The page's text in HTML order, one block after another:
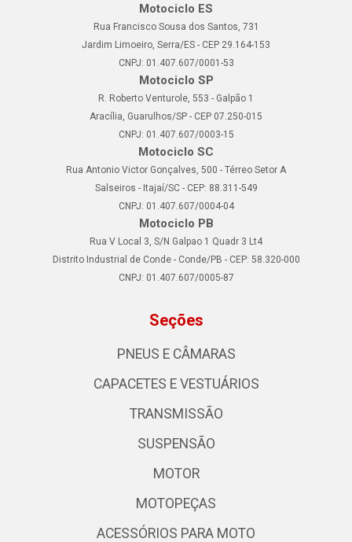
Motociclo ES
Rua Francisco Sousa dos Santos, 731
Jardim Limoeiro, Serra/ES - CEP 29.164-153
CNPJ: 01.407.607/0001-53
Motociclo SP
R. Roberto Venturole, 553 - Galpão 1
Aracília, Guarulhos/SP - CEP 07.250-015
CNPJ: 01.407.607/0003-15
Motociclo SC
Rua Antonio Victor Gonçalves, 500 - Térreo Setor A
Salseiros - Itajaí/SC - CEP: 88.311-549
CNPJ: 01.407.607/0004-04
Motociclo PB
Rua V Local 3, S/N Galpao 1 Quadr 3 Lt4
Distrito Industrial de Conde - Conde/PB - CEP: 58.320-000
CNPJ: 01.407.607/0005-87
Seções
PNEUS E CÂMARAS
CAPACETES E VESTUÁRIOS
TRANSMISSÃO
SUSPENSÃO
MOTOR
MOTOPEÇAS
ACESSÓRIOS PARA MOTO